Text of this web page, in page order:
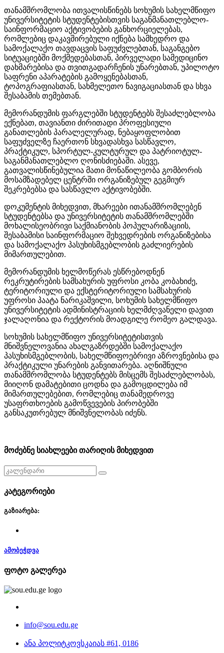
თანამშრომლობა ითვალისწინებს სოხუმის სახელმწიფო
უნივერსიტეტის სტუდენტებისთვის საგანმანათლებლო-
საინფორმაციო აქტივობების განხორციელებას,
რომლებიც დაკავშირებული იქნება სამხედრო და
სამოქალაქო თავდაცვის საფუძვლებთან, საგანგებო
სიტუაციებში მოქმედებასთან, პირველადი სამედიცინო
დახმარებისა და თვითგადარჩენის უნარებთან, უპილოტო
საფრენი აპარატების გამოყენებასთან,
ტოპოგრაფიასთან, სახმელეთო ნავიგაციასთან და სხვა
შესაბამის თემებთან.
მემორანდუმის ფარგლებში სტუდენტებს შესაძლებლობა
ექნებათ, თავიანთი ძირითადი პროფესიული
განათლების პარალელურად, ნებაყოფლობით
საფუძველზე ჩაერთონ სხვადასხვა სასწავლო,
პრაქტიკულ, სპორტულ-კულტურულ და პატრიოტულ-
საგანმანათლებლო ღონისძიებაში. ასევე,
გათვალისწინებულია მათი მონაწილეობა გომბორის
მოსამზადებელ ცენტრში ორგანიზებულ გეგმიურ
შეკრებებსა და სასწავლო აქტივობებში.
დოკუმენტის მიხედვით, მხარეები ითანამშრომლებენ
სტუდენტებსა და უნივერსიტეტის თანამშრომლებში
მოხალისეობრივი საქმიანობის პოპულარიზაციის,
შესაბამისი საინფორმაციო შეხვედრების ორგანიზებისა
და სამოქალაქო პასუხისმგებლობის გაძლიერების
მიმართულებით.
მემორანდუმის ხელმოწერას ესწრებოდნენ
რეკრუტირების სამსახურის უფროსი კობა კობახიძე,
ტერიტორიული და ექსტერიტორიული სამსახურის
უფროსი პაატა ნარიკაშვილი, სოხუმის სახელმწიფო
უნივერსიტეტის ადმინისტრაციის ხელმძღვანელი დავით
ჯალაღონია და რექტორის მოადგილე რომეო გალდავა.
სოხუმის სახელმწიფო უნივერსიტეტისთვის
მნიშვნელოვანია ახალგაზრდებში სამოქალაქო
პასუხისმგებლობის, სახელმწიფოებრივი აზროვნებისა და
პრაქტიკული უნარების განვითარება. აღნიშნული
თანამშრომლობა სტუდენტებს მისცემს შესაძლებლობას,
მიიღონ დამატებითი ცოდნა და გამოცდილება იმ
მიმართულებებით, რომლებიც თანამედროვე
უსაფრთხოების გამოწვევების პირობებში
განსაკუთრებულ მნიშვნელობას იძენს.
მოძებნე სიახლეები თარიღის მიხედვით
კატეგორიები
გაზიარება:
ამობეჭდვა
ფოტო გალერეა
info@sou.edu.ge
ანა პოლიტკოვსკაიას #61, 0186